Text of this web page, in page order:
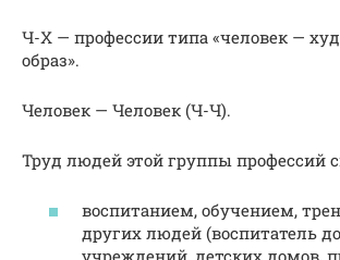
Ч-X — профессии типа «человек —
образ».
Человек — Человек (Ч-Ч).
Труд людей этой группы профессий
воспитанием, обучением,
других людей (воспитатель